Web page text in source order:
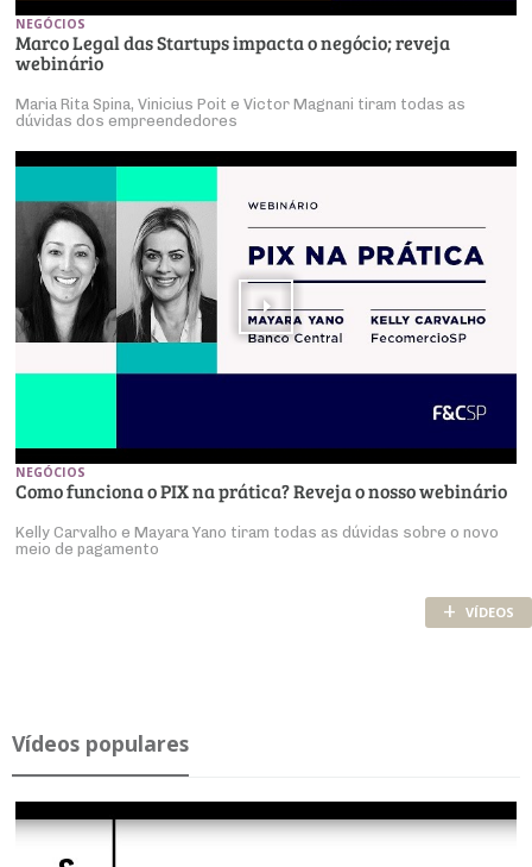
NEGÓCIOS
Marco Legal das Startups impacta o negócio; reveja
webinário
Maria Rita Spina, Vinicius Poit e Victor Magnani tiram todas as
dúvidas dos empreendedores
NEGÓCIOS
Como funciona o PIX na prática? Reveja o nosso webinário
Kelly Carvalho e Mayara Yano tiram todas as dúvidas sobre o novo
meio de pagamento
+ VÍDEOS
Ví­deos po­pu­lares